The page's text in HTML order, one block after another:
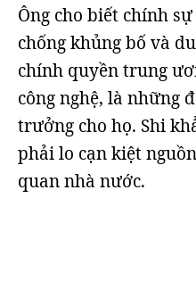
Ông cho biết chính
chống khủng bố và
chính quyền trung
công nghệ, là những
trưởng cho họ. Shi
phải lo cạn kiệt
quan nhà nước.